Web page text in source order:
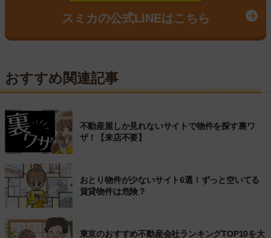
スミカの公式LINEはこちら
おすすめ関連記事
不動産屋しか見れないサイトで物件を探す裏ワ
ザ！【来店不要】
おとり物件が少ないサイト6選！ずっと空いてる
賃貸物件は危険？
東京のおすすめ不動産会社ランキングTOP10を大